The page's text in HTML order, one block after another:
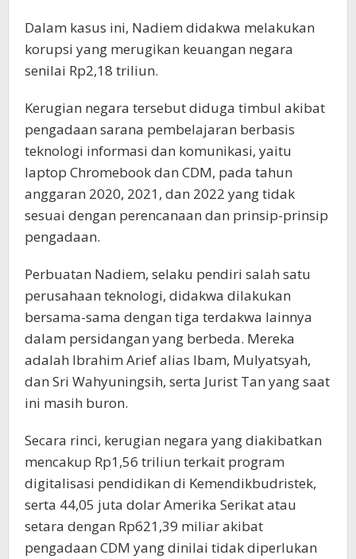
Dalam kasus ini, Nadiem didakwa melakukan
korupsi yang merugikan keuangan negara
senilai Rp2,18 triliun.
Kerugian negara tersebut diduga timbul akibat
pengadaan sarana pembelajaran berbasis
teknologi informasi dan komunikasi, yaitu
laptop Chromebook dan CDM, pada tahun
anggaran 2020, 2021, dan 2022 yang tidak
sesuai dengan perencanaan dan prinsip-prinsip
pengadaan.
Perbuatan Nadiem, selaku pendiri salah satu
perusahaan teknologi, didakwa dilakukan
bersama-sama dengan tiga terdakwa lainnya
dalam persidangan yang berbeda. Mereka
adalah Ibrahim Arief alias Ibam, Mulyatsyah,
dan Sri Wahyuningsih, serta Jurist Tan yang saat
ini masih buron.
Secara rinci, kerugian negara yang diakibatkan
mencakup Rp1,56 triliun terkait program
digitalisasi pendidikan di Kemendikbudristek,
serta 44,05 juta dolar Amerika Serikat atau
setara dengan Rp621,39 miliar akibat
pengadaan CDM yang dinilai tidak diperlukan